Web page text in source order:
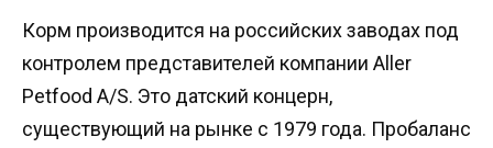
Корм производится на российских заводах под
контролем представителей компании Aller
Petfood A/S. Это датский концерн,
существующий на рынке с 1979 года. Пробаланс